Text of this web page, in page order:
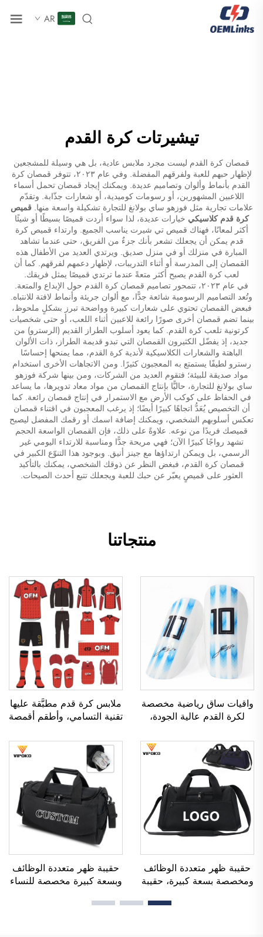
AR
تيشيرتات كرة القدم
قمصان كرة القدم ليست مجرد ملابس عادية، بل هي وسيلة للمشجعين
لإظهار حبهم للعبة ولفرقهم المفضلة. وفي عام ٢٠٢٣، تتوفر قمصان كرة
القدم بأنماط وألوان وتصاميم عديدة. ويمكنك إيجاد قمصان تحمل أسماء
اللاعبين المشهورين، أو رسومات كوميدية، أو شعارات جذّابة. وتقدّم
علامات تجارية مثل فوزهو ساي بولانغ للتجارة تشكيلة واسعة منها.قميص
كرة قدم كلاسيكي خيارات عديدة، لذا سواء أردت قميصًا بسيطًا أو شيئًا
أكثر لمعانًا، فهناك قميص تي شيرت يناسب الجميع. وارتداء قميص كرة
قدم يمكن أن يجعلك تشعر بأنك جزءٌ من الفريق، حتى عندما تشاهد
المبارة في منزلك أو في منزل صديق. ويرتدي العديد من الأطفال هذه
القمصان إلى المدرسة أو أثناء التدريبات، لإظهار دعمهم لفرقهم. كما أن
لعب كرة القدم يصبح أكثر متعةً عندما ترتدي قميصًا يمثل فريقك.
في عام ٢٠٢٣، تتمحور تصاميم قمصان كرة القدم حول الإبداع والمتعة.
وتُعد التصاميم الرسومية شائعة جدًّا، مع ألوان جريئة وأنماط لافتة للانتباه.
فبعض القمصان تحتوي على شعارات كبيرة وواضحة تبرز بشكلٍ ملحوظ،
بينما تضم قمصان أخرى صورًا رائعة للاعبين أثناء اللعب، أو حتى شخصيات
كرتونية تلعب كرة القدم. كما يعود أسلوب الطراز القديم (الرسترو) من
جديد، إذ يفضّل الكثيرون القمصان التي تبدو قديمة الطراز، ذات الألوان
الباهتة والشعارات الكلاسيكية لأندية كرة القدم، مما يمنحها إحساسًا
رسترو لطيفًا يستمتع به المعجبون كثيرًا. ومن الاتجاهات الأخرى استخدام
مواد صديقة للبيئة؛ فتقوم العديد من الشركات، ومن بينها شركة فوزهو
ساي بولانغ للتجارة، حاليًّا بإنتاج القمصان من مواد معاد تدويرها، ما يساعد
في الحفاظ على كوكب الأرض مع الاستمرار في إنتاج قمصان رائعة. كما
أن التخصيص يُعَدُّ اتجاهًا كبيرًا أيضًا؛ إذ يرغب المعجبون في اقتناء قمصان
تعكس أسلوبهم الشخصي، ويمكنك إضافة اسمك أو رقمك المفضل ليصبح
قميصك فريدًا من نوعه. علاوةً على ذلك، فإن القمصان الواسعة الحجم
تشهد رواجًا كبيرًا الآن؛ فهي مريحة جدًّا ومناسبة للارتداء اليومي غير
الرسمي، بل ويمكن ارتداؤها مع جينز أنيق. وبوجود هذا التنوّع الكبير في
قمصان كرة القدم، فبغض النظر عن ذوقك الشخصي، يمكنك بالتأكيد
العثور على قميصٍ يعبّر عن حبك للعبة ويجعلك تتبع أحدث الصيحات.
منتجاتنا
واقيات ساق رياضية مخصصة
لكرة القدم عالية الجودة،
القدم، وواقيات للساقين،
وواقيات للساق (شين غارد)
لرياضة كرة القدم والكرة
المستديرة
ملابس كرة قدم مطبَّقة عليها
تقنية التسامي، وأطقم أقمصة
أثناء التدريب، وملابس رياضية
مخصصة لكرة القدم، وزي
فريق كرة القدم
حقيبة ظهر متعددة الوظائف
ومخصصة بسعة كبيرة، حقيبة
والنساء، مقاومة للماء، تحتوي
حقيبة ظهر متعددة الوظائف
وبسعة كبيرة مخصصة للنساء
مساحة مخصصة للأحذية،